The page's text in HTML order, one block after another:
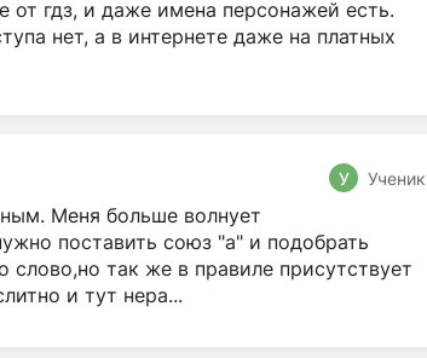
от гдз, и даже имена персонажей есть.
нет, а в интернете даже на платных
У Ученик
Меня больше волнует
поставить союз "а" и подобрать
слово,но так же в правиле присутствует
и тут нера...